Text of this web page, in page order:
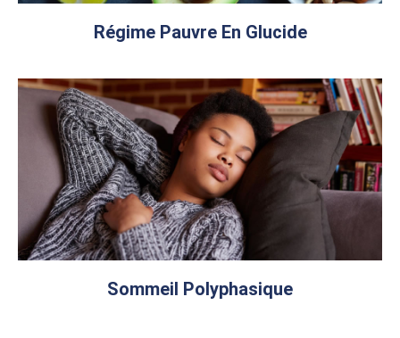
Régime Pauvre En Glucide
Sommeil Polyphasique